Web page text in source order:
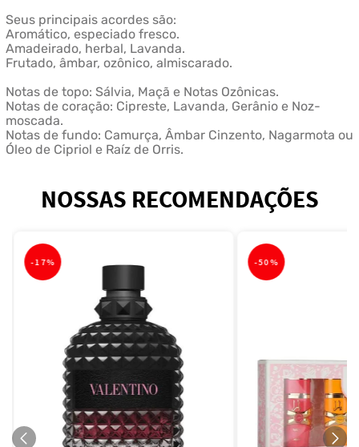
Seus principais acordes são:
Aromático, especiado fresco.
Amadeirado, herbal, Lavanda.
Frutado, âmbar, ozônico, almiscarado.
Notas de topo: Sálvia, Maçã e Notas Ozônicas.
Notas de coração: Cipreste, Lavanda, Gerânio e Noz-
moscada.
Notas de fundo: Camurça, Âmbar Cinzento, Nagarmota ou
Óleo de Cipriol e Raíz de Orris.
NOSSAS RECOMENDAÇÕES
-17% -50%